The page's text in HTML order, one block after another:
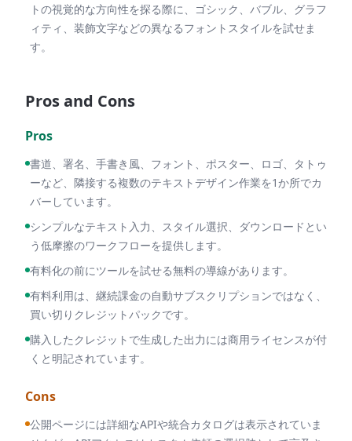
トの視覚的な方向性を探る際に、ゴシック、バブル、グラフ
ィティ、装飾文字などの異なるフォントスタイルを試せま
す。
Pros and Cons
Pros
書道、署名、手書き風、フォント、ポスター、ロゴ、タトゥ
ーなど、隣接する複数のテキストデザイン作業を1か所でカ
バーしています。
シンプルなテキスト入力、スタイル選択、ダウンロードとい
う低摩擦のワークフローを提供します。
有料化の前にツールを試せる無料の導線があります。
有料利用は、継続課金の自動サブスクリプションではなく、
買い切りクレジットパックです。
購入したクレジットで生成した出力には商用ライセンスが付
くと明記されています。
Cons
公開ページには詳細なAPIや統合カタログは表示されていま